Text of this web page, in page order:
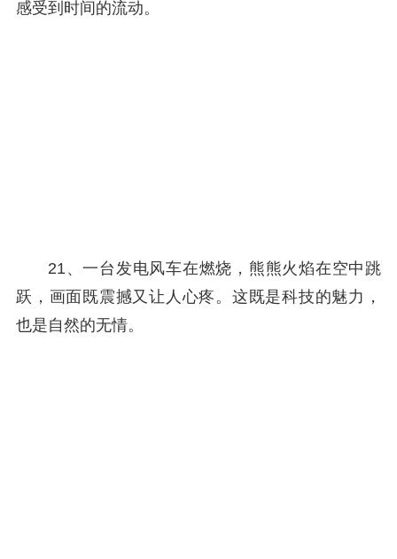
感受到时间的流动。
21、一台发电风车在燃烧，熊熊火焰在空中跳
跃，画面既震撼又让人心疼。这既是科技的魅力，
也是自然的无情。